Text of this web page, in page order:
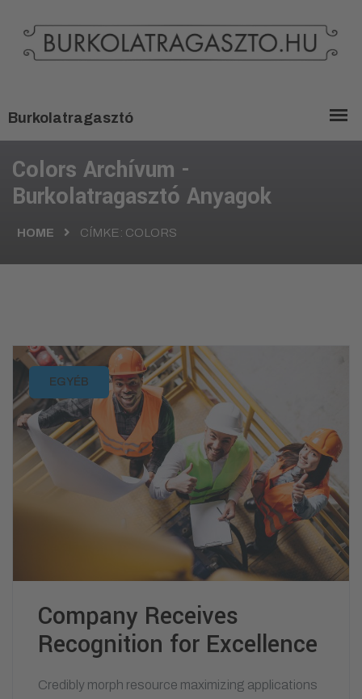
Colors Archívum -
Burkolatragasztó Anyagok
HOME CÍMKE: COLORS
EGYÉB
Company Receives
Recognition for Excellence
Credibly morph resource maximizing applications